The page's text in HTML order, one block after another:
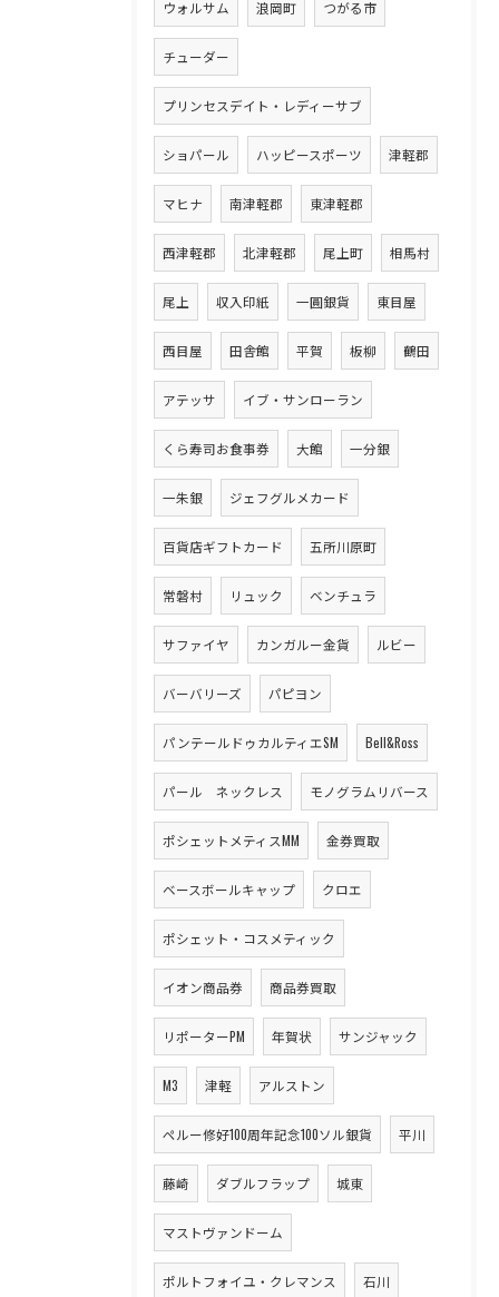
ウォルサム 浪岡町 つがる市
チューダー
プリンセスデイト・レディーサブ
ショパール ハッピースポーツ 津軽郡
マヒナ 南津軽郡 東津軽郡
西津軽郡 北津軽郡 尾上町 相馬村
尾上 収入印紙 一圓銀貨 東目屋
西目屋 田舎館 平賀 板柳 鶴田
アテッサ イブ・サンローラン
くら寿司お食事券 大館 一分銀
一朱銀 ジェフグルメカード
百貨店ギフトカード 五所川原町
常磐村 リュック ベンチュラ
サファイヤ カンガルー金貨 ルビー
バーバリーズ パピヨン
パンテールドゥカルティエSM Bell&Ross
パール ネックレス モノグラムリバース
ポシェットメティスMM 金券買取
ベースボールキャップ クロエ
ポシェット・コスメティック
イオン商品券 商品券買取
リポーターPM 年賀状 サンジャック
M3 津軽 アルストン
ペルー修好100周年記念100ソル銀貨 平川
藤崎 ダブルフラップ 城東
マストヴァンドーム
ポルトフォイユ・クレマンス 石川